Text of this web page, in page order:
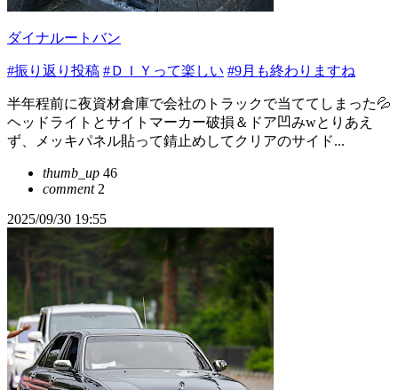
ダイナルートバン
#振り返り投稿 #ＤＩＹって楽しい #9月も終わりますね
半年程前に夜資材倉庫で会社のトラックで当ててしまった💦
ヘッドライトとサイトマーカー破損＆ドア凹みwとりあえ
ず、メッキパネル貼って錆止めしてクリアのサイド...
thumb_up 46
comment2
2025/09/30 19:55